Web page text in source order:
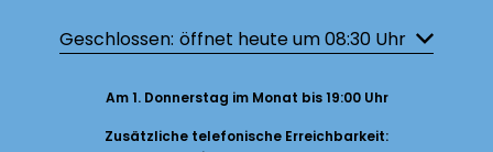
Klicken, um weitere Öffnungs- oder Schließzeiten auszublenden
Geschlossen: öffnet heute um 08:30 Uhr
Am 1. Donnerstag im Monat bis 19:00 Uhr
Zusätzliche telefonische Erreichbarkeit: